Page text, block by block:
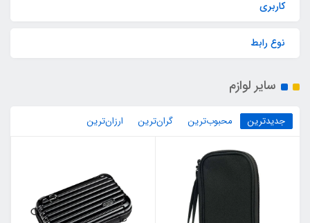
کاربری
نوع رابط
سایر لوازم
جدیدترین محبوب‌ترین گران‌ترین ارزان‌ترین